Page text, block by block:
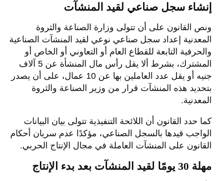
إنشاء سجل صناعي لقيد المنشآت
ونص القانون على أن تتولى وزارة الصناعة والثروة
المعدنية إعداد سجل صناعي نوعي لقيد المنشآت الصناعية
والحرفية التابعة للقطاع العام أو التعاوني أو الخاص أو
المشترك، بشرط ألا يقل رأس مال المنشأة عن 5 آلاف
جنيه أو يقل عدد العاملين بها عن 10 عمال، على أن يصدر
بتحديد هذه المنشآت قرار من وزير الصناعة والثروة
المعدنية.
كما حدد القانون أن اللائحة التنفيذية تتولى بيان البيانات
الواجب قيدها بالسجل الصناعي، مؤكدًا عدم سريان أحكام
القانون على المنشآت العاملة في مجال الإنتاج الحربي.
مهلة 30 يومًا لقيد المنشآت بعد بدء الإنتاج